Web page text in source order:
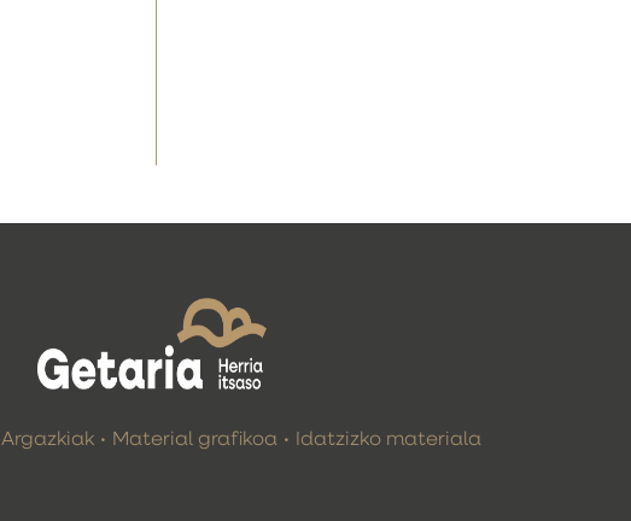
Argazkiak Material grafikoa Idatzizko materiala